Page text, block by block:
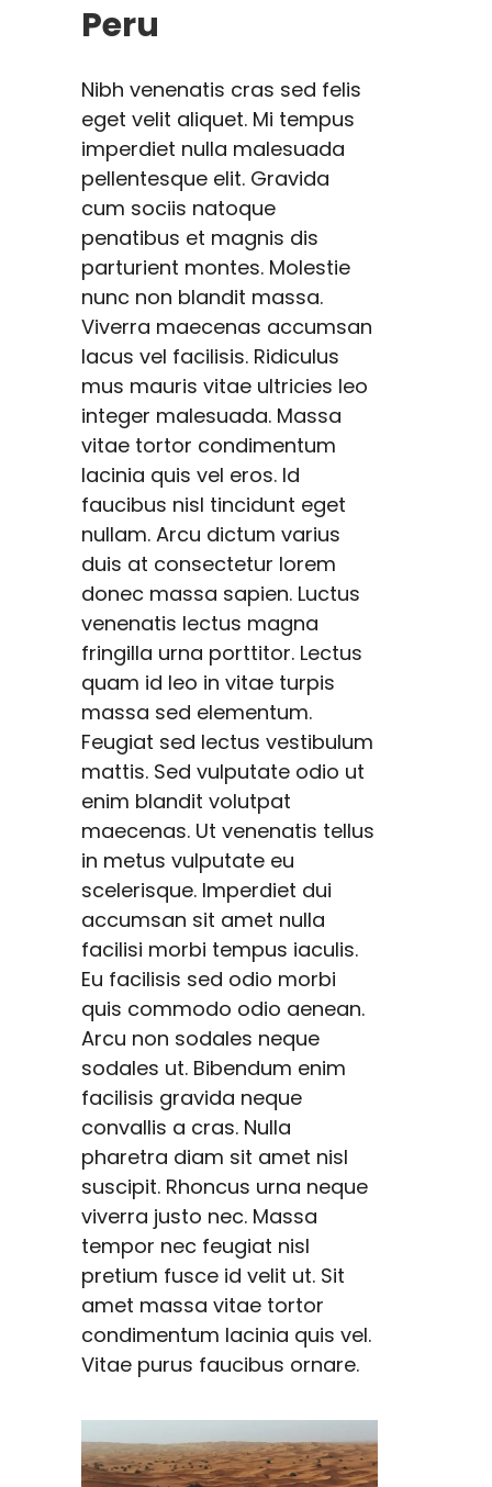
Peru
Nibh venenatis cras sed felis
eget velit aliquet. Mi tempus
imperdiet nulla malesuada
pellentesque elit. Gravida
cum sociis natoque
penatibus et magnis dis
parturient montes. Molestie
nunc non blandit massa.
Viverra maecenas accumsan
lacus vel facilisis. Ridiculus
mus mauris vitae ultricies leo
integer malesuada. Massa
vitae tortor condimentum
lacinia quis vel eros. Id
faucibus nisl tincidunt eget
nullam. Arcu dictum varius
duis at consectetur lorem
donec massa sapien. Luctus
venenatis lectus magna
fringilla urna porttitor. Lectus
quam id leo in vitae turpis
massa sed elementum.
Feugiat sed lectus vestibulum
mattis. Sed vulputate odio ut
enim blandit volutpat
maecenas. Ut venenatis tellus
in metus vulputate eu
scelerisque. Imperdiet dui
accumsan sit amet nulla
facilisi morbi tempus iaculis.
Eu facilisis sed odio morbi
quis commodo odio aenean.
Arcu non sodales neque
sodales ut. Bibendum enim
facilisis gravida neque
convallis a cras. Nulla
pharetra diam sit amet nisl
suscipit. Rhoncus urna neque
viverra justo nec. Massa
tempor nec feugiat nisl
pretium fusce id velit ut. Sit
amet massa vitae tortor
condimentum lacinia quis vel.
Vitae purus faucibus ornare.